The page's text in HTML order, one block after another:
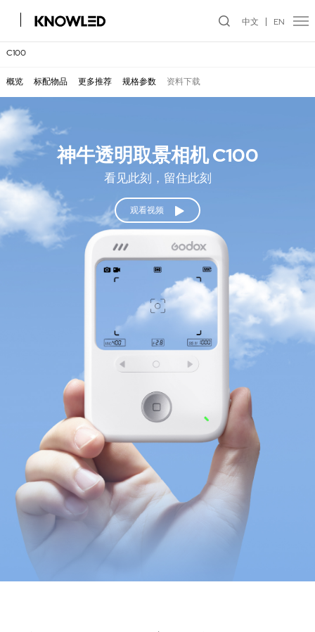
中文 EN
神牛透明取景相机 C100
看见此刻，留住此刻
观看视频
C100
概览 标配物品 更多推荐 规格参数 资料下载